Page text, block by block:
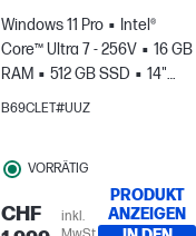
Windows 11 Pro
Intel®
Core™ Ultra 7 - 256V
16 GB
RAM
512 GB SSD
14"
WUXGA Touchscreen
B69CLET#UUZ
VORRÄTIG
CHF
inkl.
PRODUKT
ANZEIGEN